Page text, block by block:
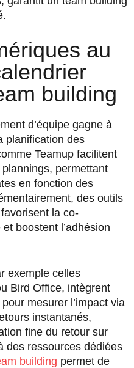
au
building
d’équipe gagne à
planification des
Teamup facilitent
permettant
en fonction des
des outils
la co-
boostent l’adhésion
exemple celles
Bird Office, intègrent
mesurer l’impact via
instantanés,
fine du retour sur
des ressources dédiées
building permet de